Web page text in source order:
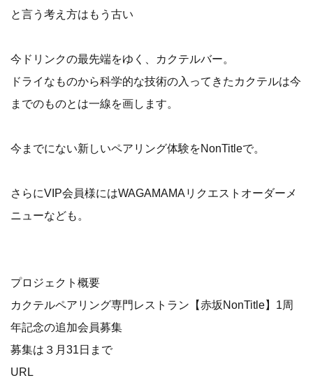
と言う考え方はもう古い
今ドリンクの最先端をゆく、カクテルバー。
ドライなものから科学的な技術の入ってきたカクテルは今
までのものとは一線を画します。
今までにない新しいペアリング体験をNonTitleで。
さらにVIP会員様にはWAGAMAMAリクエストオーダーメ
ニューなども。
プロジェクト概要
カクテルペアリング専門レストラン【赤坂NonTitle】1周
年記念の追加会員募集
募集は３月31日まで
URL